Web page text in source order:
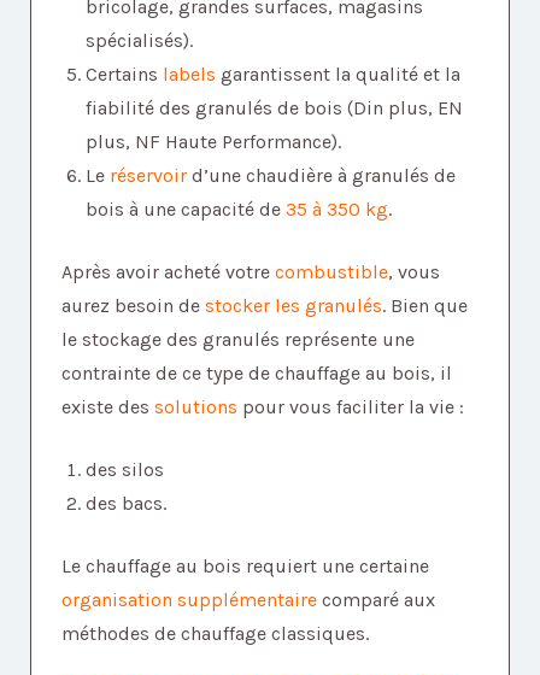
bricolage, grandes surfaces, magasins
spécialisés).
Certains labels garantissent la qualité et la
fiabilité des granulés de bois (Din plus, EN
plus, NF Haute Performance).
Le réservoir d’une chaudière à granulés de
bois à une capacité de 35 à 350 kg.
Après avoir acheté votre combustible, vous
aurez besoin de stocker les granulés. Bien que
le stockage des granulés représente une
contrainte de ce type de chauffage au bois, il
existe des solutions pour vous faciliter la vie :
des silos
des bacs.
Le chauffage au bois requiert une certaine
organisation supplémentaire comparé aux
méthodes de chauffage classiques.